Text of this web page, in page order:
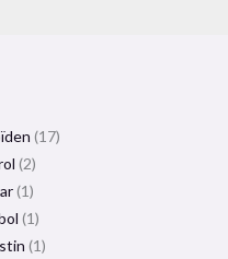
17
2
1
1
1